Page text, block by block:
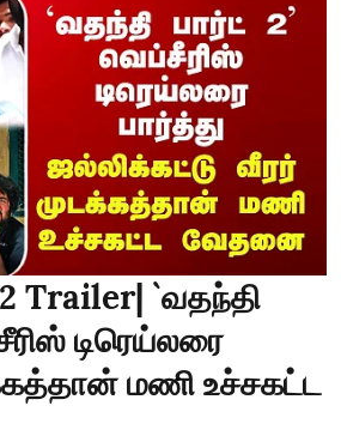
Trailer| `வதந்தி
டிரெய்லரை
மணி உச்சகட்ட